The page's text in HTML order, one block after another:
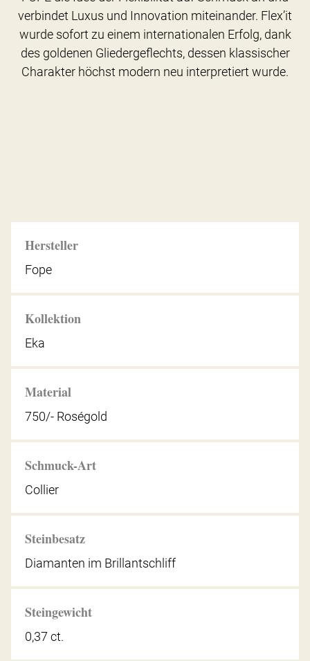
Hersteller
Fope
Kollektion
Eka
Material
750/- Roségold
Schmuck-Art
Collier
Steinbesatz
Diamanten im Brillantschliff
Steingewicht
0,37 ct.
verbindet Luxus und Innovation miteinander. Flex’it
wurde sofort zu einem internationalen Erfolg, dank
des goldenen Gliedergeflechts, dessen klassischer
Charakter höchst modern neu interpretiert wurde.